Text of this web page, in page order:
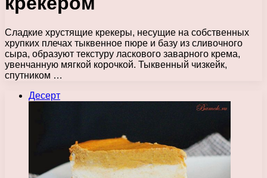
Сладкие хрустящие крекеры, несущие на собственных
хрупких плечах тыквенное пюре и базу из сливочного
сыра, образуют текстуру ласкового заварного крема,
увенчанную мягкой корочкой. Тыквенный чизкейк,
спутником …
Десерт